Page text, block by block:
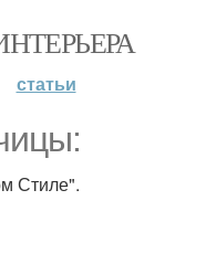
статьи
Стиле".